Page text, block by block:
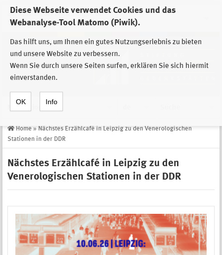
Diese Webseite verwendet Cookies und das
Webanalyse-Tool Matomo (Piwik).
Das hilft uns, um Ihnen ein gutes Nutzungserlebnis zu bieten
und unsere Website zu verbessern.
Wenn Sie durch unsere Seiten surfen, erklären Sie sich hiermit
einverstanden.
OK Info
Zur Auswahl der Einrichtungen der
Stiftung Sächsische Gedenkstätten
Home » Nächstes Erzählcafé in Leipzig zu den Venerologischen
Stationen in der DDR
Nächstes Erzählcafé in Leipzig zu den
Venerologischen Stationen in der DDR